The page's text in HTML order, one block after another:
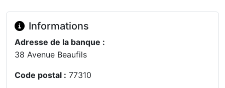
Informations
Adresse de la banque :
38 Avenue Beaufils
Code postal : 77310